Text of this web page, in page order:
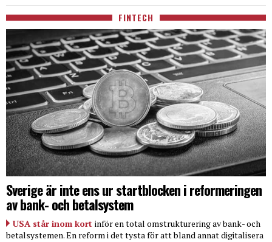
FINTECH
Sverige är inte ens ur startblocken i reformeringen
av bank- och betalsystem
USA står inom kort inför en total omstrukturering av bank- och
betalsystemen. En reform i det tysta för att bland annat digitalisera